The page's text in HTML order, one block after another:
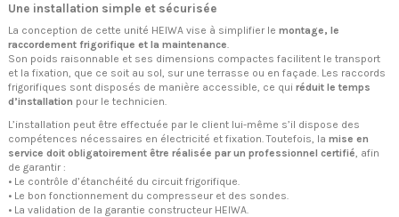
Une installation simple et sécurisée
La conception de cette unité HEIWA vise à simplifier le montage, le
raccordement frigorifique et la maintenance.
Son poids raisonnable et ses dimensions compactes facilitent le transport
et la fixation, que ce soit au sol, sur une terrasse ou en façade. Les raccords
frigorifiques sont disposés de manière accessible, ce qui réduit le temps
d’installation pour le technicien.
L’installation peut être effectuée par le client lui-même s’il dispose des
compétences nécessaires en électricité et fixation. Toutefois, la mise en
service doit obligatoirement être réalisée par un professionnel certifié , afin
de garantir :
• Le contrôle d’étanchéité du circuit frigorifique.
• Le bon fonctionnement du compresseur et des sondes.
• La validation de la garantie constructeur HEIWA.